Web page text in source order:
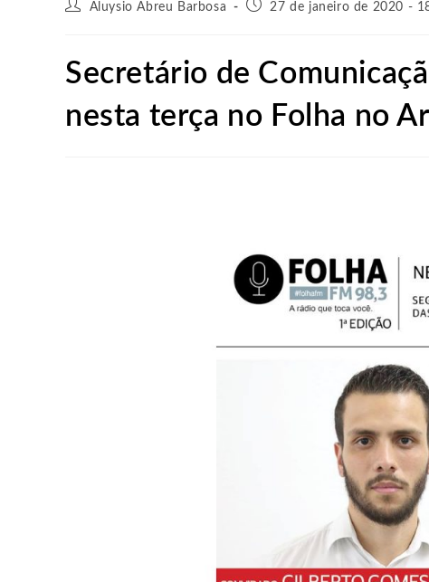
Aluysio Abreu Barbosa 27 de janeiro de 2020 -
Secretário de
nesta terça no Folha no Ar